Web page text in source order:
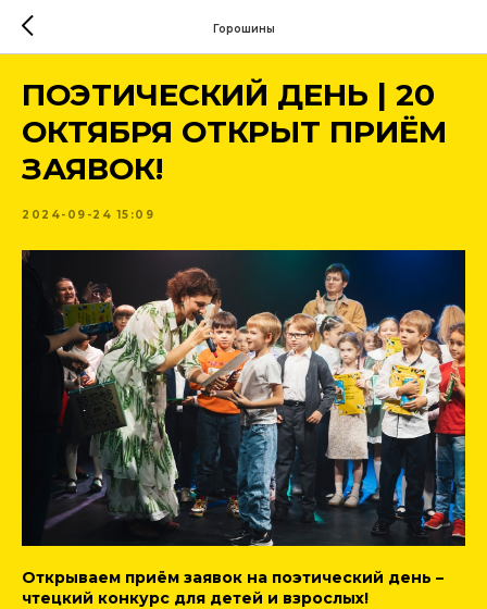
Горошины
ПОЭТИЧЕСКИЙ ДЕНЬ | 20
ОКТЯБРЯ ОТКРЫТ ПРИЁМ
ЗАЯВОК!
2024-09-24 15:09
Открываем приём заявок на поэтический день –
чтецкий конкурс для детей и взрослых!